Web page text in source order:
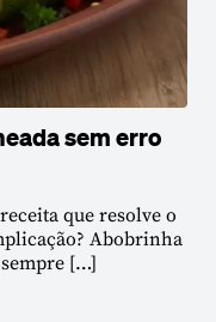
sem erro
que resolve o
Abobrinha
[…]